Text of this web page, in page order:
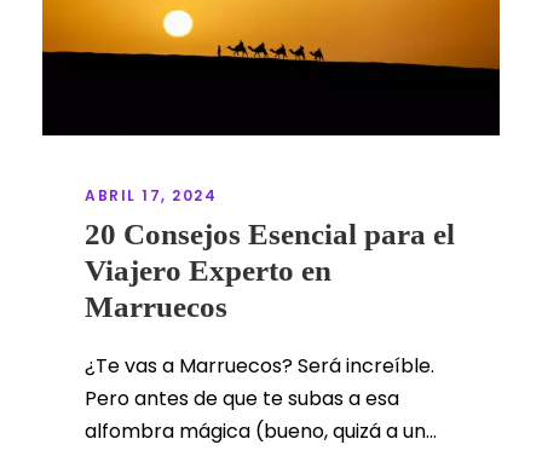
ABRIL 17, 2024
20 Consejos Esencial para el
Viajero Experto en
Marruecos
¿Te vas a Marruecos? Será increíble.
Pero antes de que te subas a esa
alfombra mágica (bueno, quizá a un...